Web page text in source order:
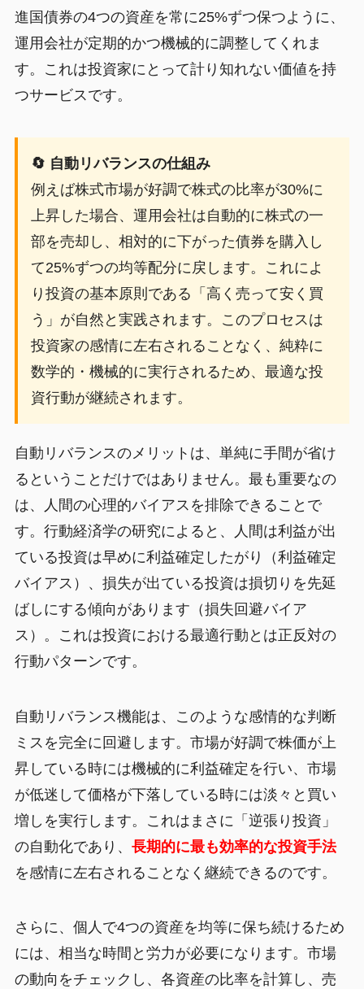
進国債券の4つの資産を常に25%ずつ保つように、
運用会社が定期的かつ機械的に調整してくれま
す。これは投資家にとって計り知れない価値を持
つサービスです。
🔄 自動リバランスの仕組み
例えば株式市場が好調で株式の比率が30%に
上昇した場合、運用会社は自動的に株式の一
部を売却し、相対的に下がった債券を購入し
て25%ずつの均等配分に戻します。これによ
り投資の基本原則である「高く売って安く買
う」が自然と実践されます。このプロセスは
投資家の感情に左右されることなく、純粋に
数学的・機械的に実行されるため、最適な投
資行動が継続されます。
自動リバランスのメリットは、単純に手間が省け
るということだけではありません。最も重要なの
は、人間の心理的バイアスを排除できることで
す。行動経済学の研究によると、人間は利益が出
ている投資は早めに利益確定したがり（利益確定
バイアス）、損失が出ている投資は損切りを先延
ばしにする傾向があります（損失回避バイア
ス）。これは投資における最適行動とは正反対の
行動パターンです。
自動リバランス機能は、このような感情的な判断
ミスを完全に回避します。市場が好調で株価が上
昇している時には機械的に利益確定を行い、市場
が低迷して価格が下落している時には淡々と買い
増しを実行します。これはまさに「逆張り投資」
の自動化であり、 長期的に最も効率的な投資手法
を感情に左右されることなく継続できるのです。
さらに、個人で4つの資産を均等に保ち続けるため
には、相当な時間と労力が必要になります。市場
の動向をチェックし、各資産の比率を計算し、売